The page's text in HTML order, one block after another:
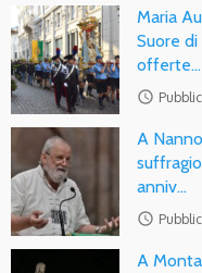
Maria
Suore
offerte…
access_time
A
anniv…
access_time
A